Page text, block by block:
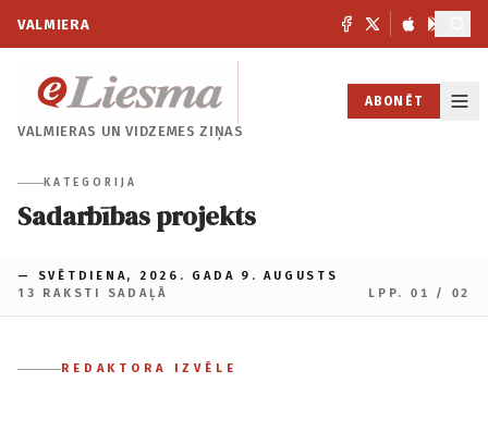
VALMIERA
VALMIERAS UNVIDZEMES ZIŅAS
ABONĒT
KATEGORIJA
Sadarbības projekts
— SVĒTDIENA, 2026. GADA 9. AUGUSTS
13 RAKSTI SADAĻĀ
LPP. 01 / 02
REDAKTORA IZVĒLE